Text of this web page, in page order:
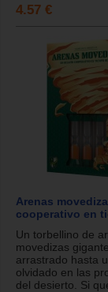
4.57 €
Arenas
cooperativo en
Un torbellino de
movedizas
arrastrado hasta
olvidado en las
del desierto. Si